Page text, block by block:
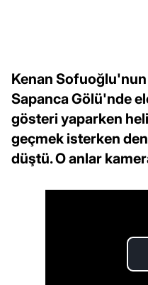
Kenan Sofuoğlu'nun
Sapanca Gölü'nde
gösteri yaparken
geçmek isterken
düştü. O anlar